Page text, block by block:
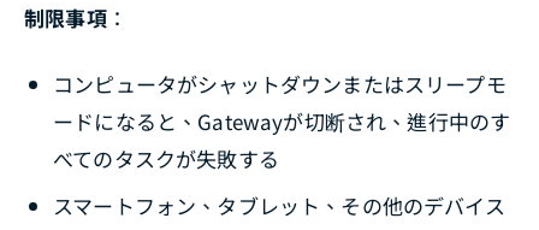
制限事項：
コンピュータがシャットダウンまたはスリープモ
ードになると、Gatewayが切断され、進行中のす
べてのタスクが失敗する
スマートフォン、タブレット、その他のデバイス